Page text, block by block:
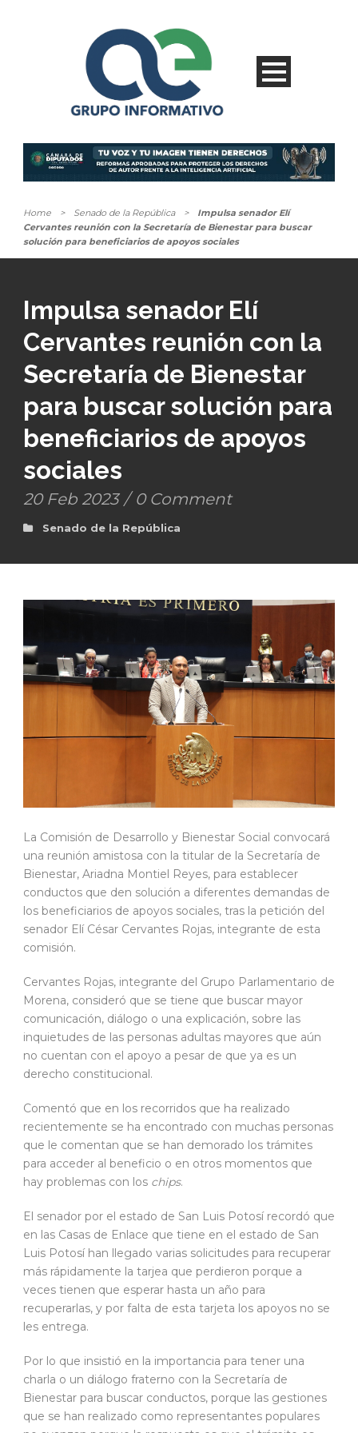
Home > Senado de la República >
Impulsa senador Elí
Cervantes reunión con la Secretaría de Bienestar para buscar
solución para beneficiarios de apoyos sociales
Impulsa senador Elí
Cervantes reunión con la
Secretaría de Bienestar
para buscar solución para
beneficiarios de apoyos
sociales
20 Feb 2023 / 0 Comment
Senado de la República
La Comisión de Desarrollo y Bienestar Social convocará
una reunión amistosa con la titular de la Secretaría de
Bienestar, Ariadna Montiel Reyes, para establecer
conductos que den solución a diferentes demandas de
los beneficiarios de apoyos sociales, tras la petición del
senador Elí César Cervantes Rojas, integrante de esta
comisión.
Cervantes Rojas, integrante del Grupo Parlamentario de
Morena, consideró que se tiene que buscar mayor
comunicación, diálogo o una explicación, sobre las
inquietudes de las personas adultas mayores que aún
no cuentan con el apoyo a pesar de que ya es un
derecho constitucional.
Comentó que en los recorridos que ha realizado
recientemente se ha encontrado con muchas personas
que le comentan que se han demorado los trámites
para acceder al beneficio o en otros momentos que
hay problemas con los chips.
El senador por el estado de San Luis Potosí recordó que
en las Casas de Enlace que tiene en el estado de San
Luis Potosí han llegado varias solicitudes para recuperar
más rápidamente la tarjea que perdieron porque a
veces tienen que esperar hasta un año para
recuperarlas, y por falta de esta tarjeta los apoyos no se
les entrega.
Por lo que insistió en la importancia para tener una
charla o un diálogo fraterno con la Secretaría de
Bienestar para buscar conductos, porque las gestiones
que se han realizado como representantes populares